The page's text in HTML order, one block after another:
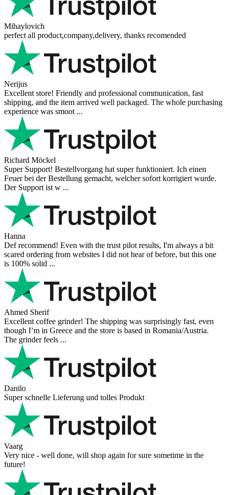
Mihaylovich
perfect all product,company,delivery, thanks recomended
Nerijus
Excellent store! Friendly and professional communication, fast
shipping, and the item arrived well packaged. The whole purchasing
experience was smoot ...
Richard Möckel
Super Support! Bestellvorgang hat super funktioniert. Ich einen
Feuer bei der Bestellung gemacht, welcher sofort korrigiert wurde.
Der Support ist w ...
Hanna
Def recommend! Even with the trust pilot results, I'm always a bit
scared ordering from websites I did not hear of before, but this one
is 100% solid ...
Ahmed Sherif
Excellent coffee grinder! The shipping was surprisingly fast, even
though I’m in Greece and the store is based in Romania/Austria.
The grinder feels ...
Danilo
Super schnelle Lieferung und tolles Produkt
Vaarg
Very nice - well done, will shop again for sure sometime in the
future!